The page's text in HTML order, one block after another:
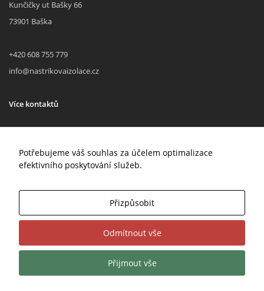
Kunčičky ut Bašky 66
73901 Baška
+420 608 755 779
info@nastrikovaizolace.cz
Více kontaktů
Facebook
© 2026Zatepleni-Penou.cz. Všechna práva vyhrazena.
Vytvořeno vEline.cz
Změnit nastavení cookies
Potřebujeme váš souhlas za účelem optimalizace
efektivního poskytování služeb.
Přizpůsobit
Odmítnout vše
Přijmout vše